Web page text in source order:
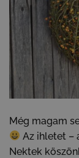
Még magam
Az ihletet –
Nektek